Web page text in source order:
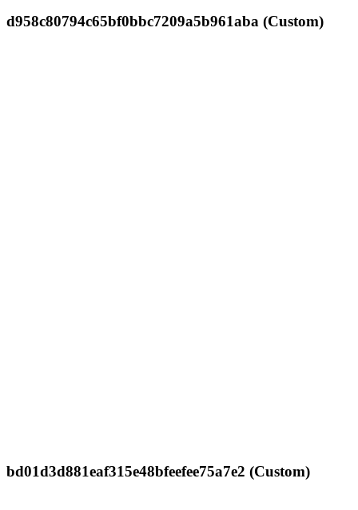
d958c80794c65bf0bbc7209a5b961aba (Custom)
bd01d3d881eaf315e48bfeefee75a7e2 (Custom)